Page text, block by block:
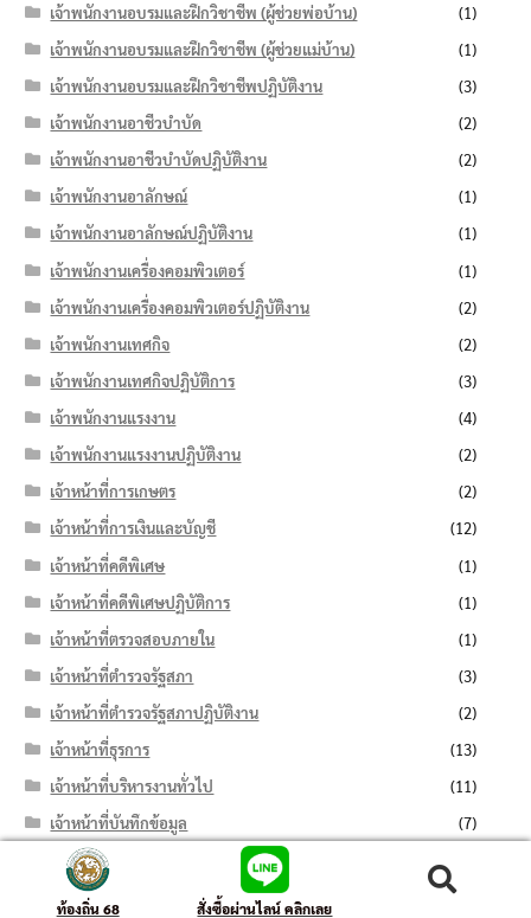
เจ้าพนักงานอบรมและฝึกวิชาชีพ (ผู้ช่วยพ่อบ้าน)
(1)
เจ้าพนักงานอบรมและฝึกวิชาชีพ (ผู้ช่วยแม่บ้าน)
(1)
เจ้าพนักงานอบรมและฝึกวิชาชีพปฏิบัติงาน
(3)
เจ้าพนักงานอาชีวบำบัด
(2)
เจ้าพนักงานอาชีวบำบัดปฏิบัติงาน
(2)
เจ้าพนักงานอาลักษณ์
(1)
เจ้าพนักงานอาลักษณ์ปฏิบัติงาน
(1)
เจ้าพนักงานเครื่องคอมพิวเตอร์
(1)
เจ้าพนักงานเครื่องคอมพิวเตอร์ปฏิบัติงาน
(2)
เจ้าพนักงานเทศกิจ
(2)
เจ้าพนักงานเทศกิจปฏิบัติการ
(3)
เจ้าพนักงานแรงงาน
(4)
เจ้าพนักงานแรงงานปฏิบัติงาน
(2)
เจ้าหน้าที่การเกษตร
(2)
เจ้าหน้าที่การเงินและบัญชี
(12)
เจ้าหน้าที่คดีพิเศษ
(1)
เจ้าหน้าที่คดีพิเศษปฏิบัติการ
(1)
เจ้าหน้าที่ตรวจสอบภายใน
(1)
เจ้าหน้าที่ตำรวจรัฐสภา
(3)
เจ้าหน้าที่ตำรวจรัฐสภาปฏิบัติงาน
(2)
เจ้าหน้าที่ธุรการ
(13)
เจ้าหน้าที่บริหารงานทั่วไป
(11)
เจ้าหน้าที่บันทึกข้อมูล
(7)
เจ้าหน้าที่ปกครอง
เจ้าหน้าที่ปกครองปฏิบัติงาน
ท้องถิ่น 68 สั่งซื้อผ่านไลน์ คลิกเลย